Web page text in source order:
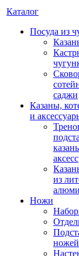
Каталог
Посуда из
саджи
Казаны,
и
из
Ножи
ножей